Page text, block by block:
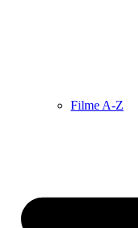
Filme A-Z